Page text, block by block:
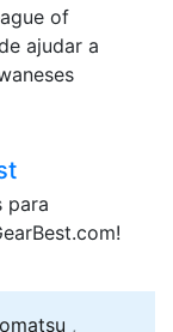
of
ajudar a
para
,